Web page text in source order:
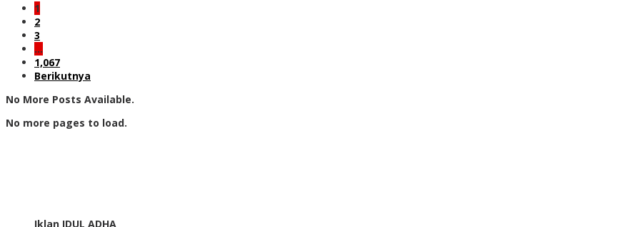
1
2
3
…
1,067
Berikutnya
No More Posts Available.
No more pages to load.
Iklan IDUL ADHA